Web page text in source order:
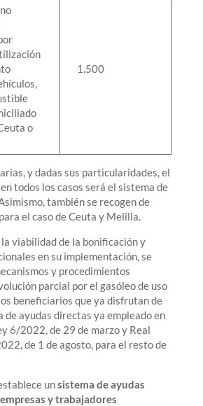
o
1.500
y dadas sus particularidades, el
todos los casos será el sistema de
también se recogen de
el caso de Ceuta y Melilla.
viabilidad de la bonificación y
en su implementación, se
y procedimientos
parcial por el gasóleo de uso
beneficiarios que ya disfrutan de
de ayudas directas ya empleado en
6/2022, de 29 de marzo y Real
de 1 de agosto, para el resto de
unsistema de ayudas
y trabajadores